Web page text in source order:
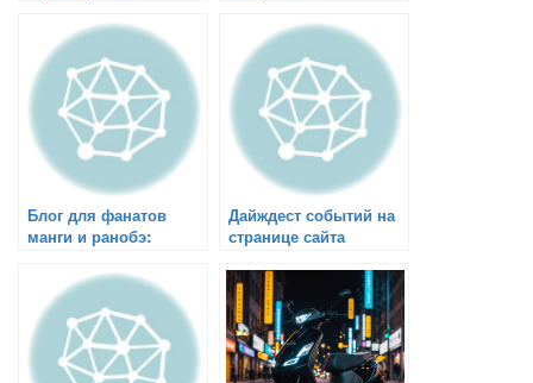
Блог для фанатов
манги и ранобэ:
фантастическим
миром
Дайждест событий на
странице сайта